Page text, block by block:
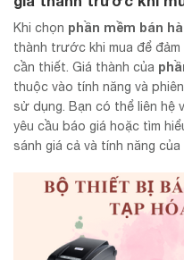
Khi chọn phần mềm bán
thành trước khi mua để
cần thiết. Giá thành của
thuộc vào tính năng và
sử dụng. Bạn có thể liên hệ
yêu cầu báo giá hoặc tìm
sánh giá cả và tính năng của